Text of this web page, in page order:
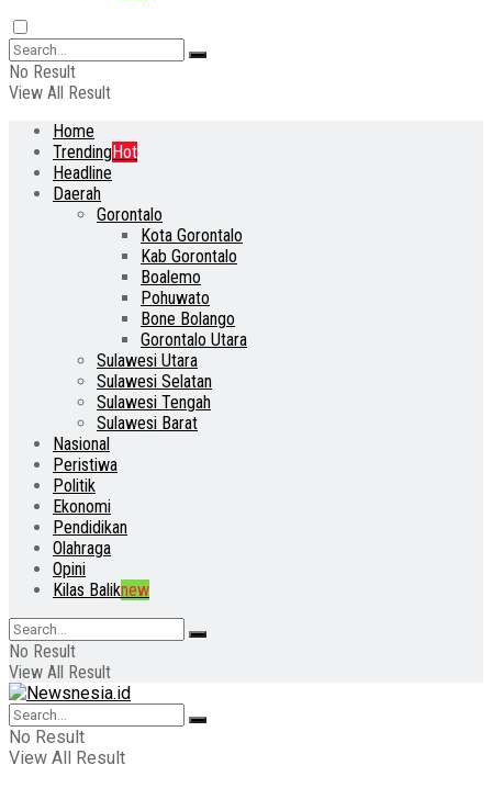
No Result
View All Result
Home
TrendingHot
Headline
Daerah
Gorontalo
Kota Gorontalo
Kab Gorontalo
Boalemo
Pohuwato
Bone Bolango
Gorontalo Utara
Sulawesi Utara
Sulawesi Selatan
Sulawesi Tengah
Sulawesi Barat
Nasional
Peristiwa
Politik
Ekonomi
Pendidikan
Olahraga
Opini
Kilas Baliknew
No Result
View All Result
No Result
View All Result